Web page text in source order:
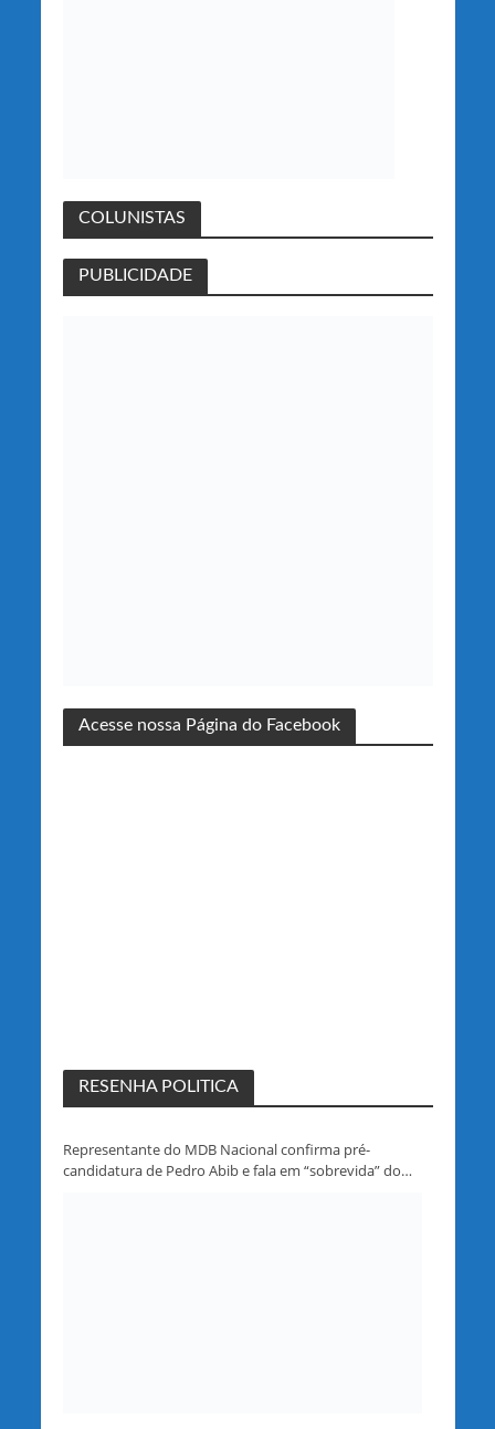
COLUNISTAS
PUBLICIDADE
Acesse nossa Página do Facebook
RESENHA POLITICA
Representante do MDB Nacional confirma pré-
candidatura de Pedro Abib e fala em “sobrevida” do